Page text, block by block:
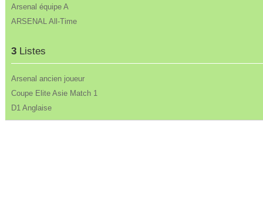
Arsenal équipe A
ARSENAL All-Time
3Listes
Arsenal ancien joueur
Coupe Elite Asie Match 1
D1 Anglaise